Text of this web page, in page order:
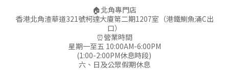
🏠北角專門店
香港北角渣華道321號柯達大廈第二期1207室（港鐵鰂魚涌C出
口）
⏰營業時間
星期一至五 10:00AM-6:00PM
(1:00-2:00PM休息時段)
六、日及公眾假期休息